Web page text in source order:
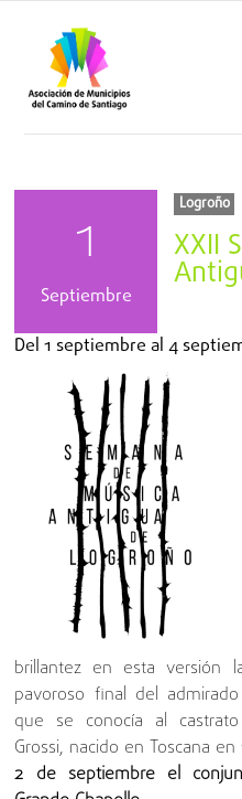
contenido
1
Septiembre
Logroño
XXII
Del1 septiembre al4
brillantez en esta versión
pavoroso final del
que se conocía al castrato
Grossi, nacido en Toscana en
2 de septiembre el